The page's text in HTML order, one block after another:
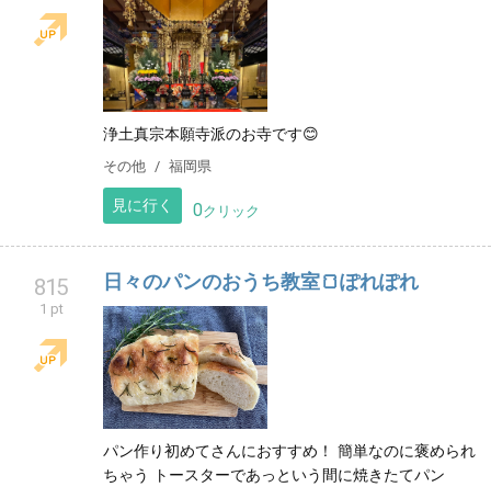
浄土真宗本願寺派のお寺です😊
その他 福岡県
見に行く 0クリック
815
1 pt
日々のパンのおうち教室🍞ぽれぽれ
パン作り初めてさんにおすすめ！ 簡単なのに褒められ
ちゃう トースターであっという間に焼きたてパン